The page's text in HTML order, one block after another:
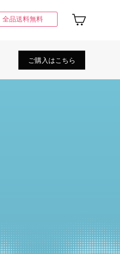
全品送料無料
ご購入はこちら